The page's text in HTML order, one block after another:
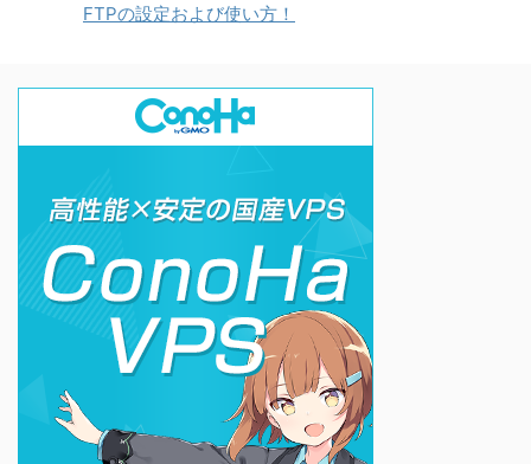
FTPの設定および使い方！